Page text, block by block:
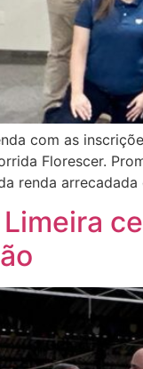
com as
Florescer.
renda
Limeira